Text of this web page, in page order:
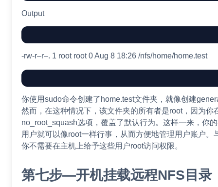
Output
-rw-r–r–. 1 root root 0 Aug 8 18:26 /nfs/home/home.test
你使用sudo命令创建了home.test文件夹，就像创建
然而，在这种情况下，该文件夹的所有者是root，因为你
no_root_squash选项，覆盖了默认行为。这样一来，你
用户就可以像root一样行事，从而方便地管理用户账户。
你不需要在主机上给予这些用户root访问权限。
第七步—开机挂载远程NFS目录